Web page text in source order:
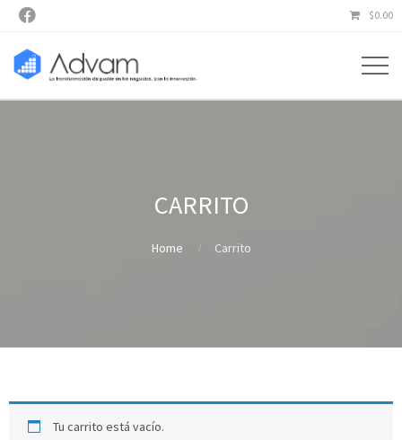
$0.00

CARRITO
Home Carrito
Tu carrito está vacío.